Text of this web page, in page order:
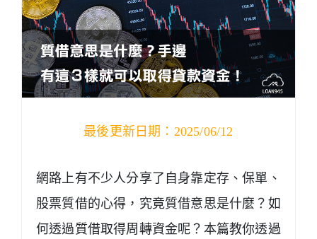
最後更新日期：2025/06/12
網路上有不少人分享了自身靠定存、保單、
股票質借的心得，究竟質借意思是什麼？如
何透過質借取得周轉資金呢？本篇教你透過